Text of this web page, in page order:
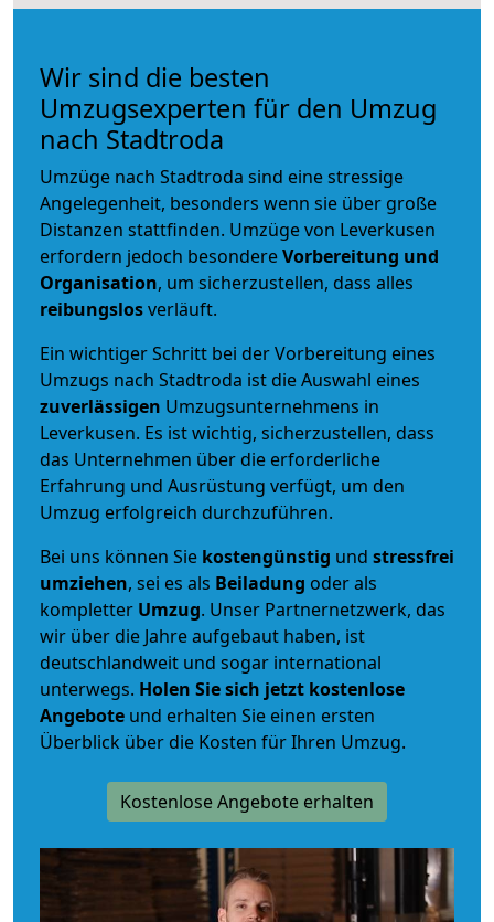
Wir sind die besten
Umzugsexperten für den Umzug
nach Stadtroda
Umzüge nach Stadtroda sind eine stressige
Angelegenheit, besonders wenn sie über große
Distanzen stattfinden. Umzüge von Leverkusen
erfordern jedoch besondereVorbereitung und
Organisation, um sicherzustellen, dass alles
reibungslosverläuft.
Ein wichtiger Schritt bei der Vorbereitung eines
Umzugs nach Stadtroda ist die Auswahl eines
zuverlässigen Umzugsunternehmens in
Leverkusen. Es ist wichtig, sicherzustellen, dass
das Unternehmen über die erforderliche
Erfahrung und Ausrüstung verfügt, um den
Umzug erfolgreich durchzuführen.
Bei uns können Sie kostengünstig und stressfrei
umziehen, sei es als Beiladung oder als
kompletter Umzug. Unser Partnernetzwerk, das
wir über die Jahre aufgebaut haben, ist
deutschlandweit und sogar international
unterwegs. Holen Sie sich jetzt kostenlose
Angebote und erhalten Sie einen ersten
Überblick über die Kosten für Ihren Umzug.
Kostenlose Angebote erhalten